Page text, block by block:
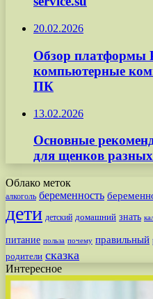
20.02.2026
Обзор платформы
компьютерные
ПК
13.02.2026
Основные
для щенков
Облако меток
алкоголь беременность
дети детский домашний знать
питание польза почему правильный
родители сказка
Интересное